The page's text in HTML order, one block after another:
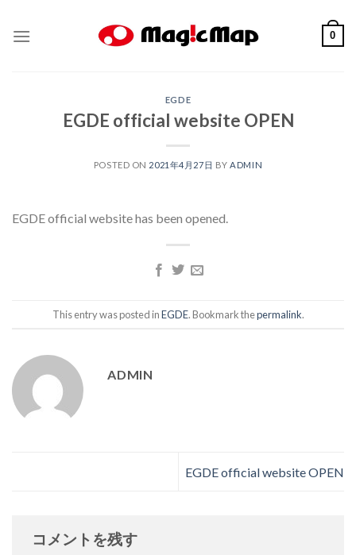
0
EGDE
EGDE official website OPEN
POSTED ON 2021年4月27日 BY ADMIN
EGDE official website has been opened.
This entry was posted inEGDE. Bookmark thepermalink.
ADMIN
EGDE official website OPEN
コメントを残す